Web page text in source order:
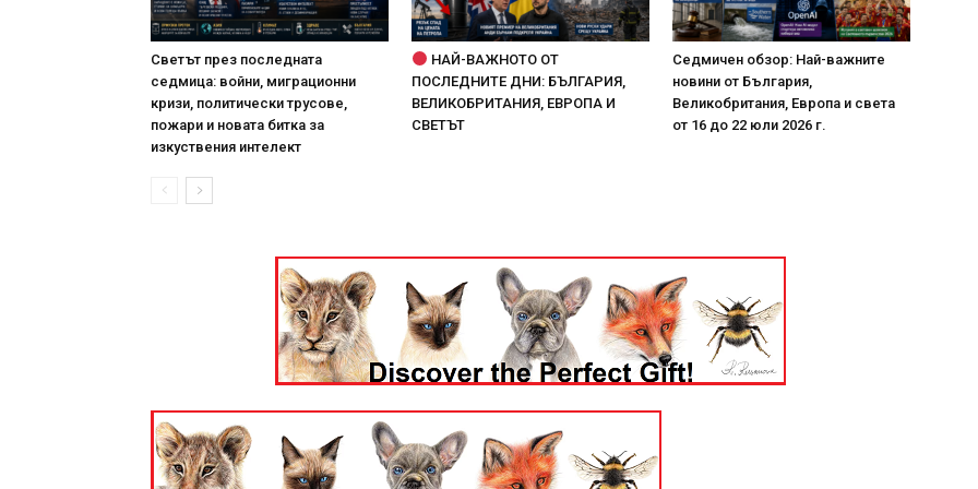
Светът през последната
седмица: войни, миграционни
кризи, политически трусове,
пожари и новата битка за
изкуствения интелект
НАЙ-ВАЖНОТО ОТ
ПОСЛЕДНИТЕ ДНИ: БЪЛГАРИЯ,
ВЕЛИКОБРИТАНИЯ, ЕВРОПА И
СВЕТЪТ
Седмичен обзор: Най-важните
новини от България,
Великобритания, Европа и света
от 16 до 22 юли 2026 г.